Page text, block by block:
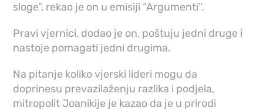
sloge”, rekao je on u emisiji “Argumenti”.
Pravi vjernici, dodao je on, poštuju jedni druge i
nastoje pomagati jedni drugima.
Na pitanje koliko vjerski lideri mogu da
doprinesu prevazilaženju razlika i podjela,
mitropolit Joanikije je kazao da je u prirodi